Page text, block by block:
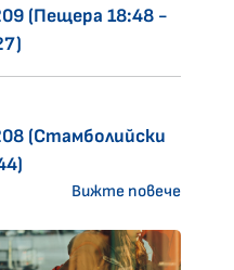
(Пещера 18:48 -
(Стамболийски
Вижте повече